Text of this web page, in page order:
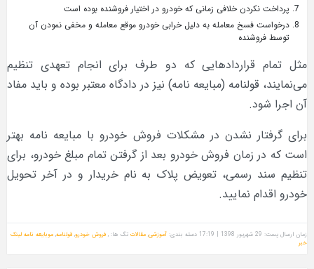
پرداخت نکردن خلافی زمانی که خودرو در اختیار فروشنده بوده است
درخواست فسخ معامله به دلیل خرابی خودرو موقع معامله و مخفی نمودن آن
توسط فروشنده
مثل تمام قراردادهایی که دو طرف برای انجام تعهدی تنظیم
می‌نمایند، قولنامه (مبایعه نامه) نیز در دادگاه معتبر بوده و باید مفاد
آن اجرا شود.
برای گرفتار نشدن در مشکلات فروش خودرو با مبایعه نامه بهتر
است که در زمان فروش خودرو بعد از گرفتن تمام مبلغ خودرو، برای
تنظیم سند رسمی، تعویض پلاک به نام خریدار و در آخر تحویل
خودرو اقدام نمایید.
زمان ارسال پست: 29 شهریور 1398 | 17:19 دسته بندی: آموزشی, مقالات تگ ها: , فروش خودرو, قولنامه, موبایعه نامه لینک
خبر